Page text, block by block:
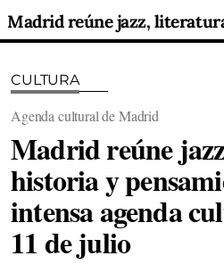
CULTURA
Agenda cultural de Madrid
Madrid reúne
historia y
intensa agenda
11 de julio